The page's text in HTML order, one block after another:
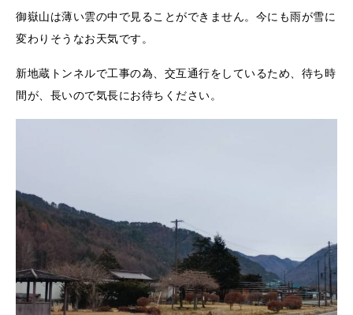
御嶽山は薄い雲の中で見ることができません。今にも雨が雪に
変わりそうなお天気です。
新地蔵トンネルで工事の為、交互通行をしているため、待ち時
間が、長いので気長にお待ちください。